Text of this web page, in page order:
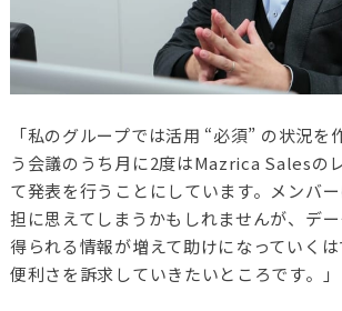
「私のグループでは活用 “必須” の状況
う会議のうち月に2度はMazrica Salesの
て発表を行うことにしています。メンバ
担に思えてしまうかもしれませんが、デ
得られる情報が増えて助けになっていく
便利さを訴求していきたいところです。」